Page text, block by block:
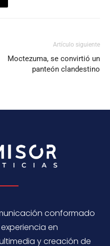
Artículo siguiente
Moctezuma, se convirtió un
panteón clandestino
conformado
en
y creación de